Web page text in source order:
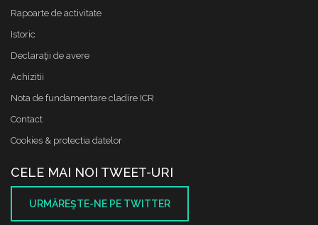
Rapoarte de activitate
Istoric
Declaraţii de avere
Achizitii
Nota de fundamentare cladire ICR
Contact
Cookies & protectia datelor
CELE MAI NOI TWEET-URI
URMĂREŞTE-NE PE TWITTER